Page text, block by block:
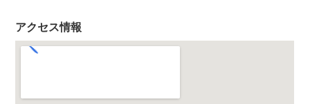
アクセス情報